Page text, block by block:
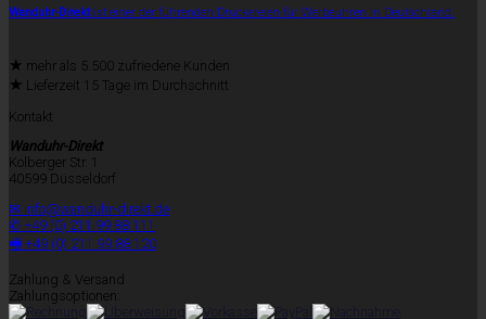
Wanduhr-Direktist einer der führenden Druckereien für Werbeuhren in Deutschland.
★ mehr als 5.500 zufriedene Kunden
★ Lieferzeit 15 Tage im Durchschnitt
Kontakt
Wanduhr-Direkt
Kolberger Str. 1
40599 Düsseldorf
✉ info@wanduhr-direkt.de
✆ +49 (0) 211 99 88 111
🖷 +49 (0) 211 99 88 120
Zahlung & Versand
Zahlungsoptionen: